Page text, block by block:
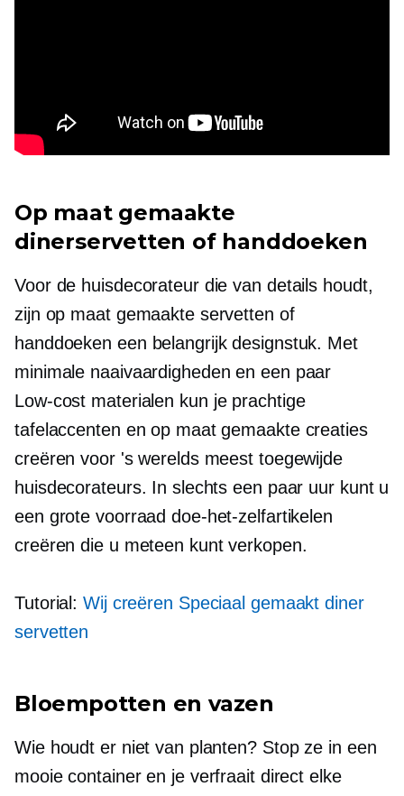
Op maat gemaakte
dinerservetten of handdoeken
Voor de huisdecorateur die van details houdt,
zijn op maat gemaakte servetten of
handdoeken een belangrijk designstuk. Met
minimale naaivaardigheden en een paar
Low-cost materialen kun je prachtige
tafelaccenten en op maat gemaakte creaties
creëren voor 's werelds meest toegewijde
huisdecorateurs. In slechts een paar uur kunt u
een grote voorraad doe-het-zelfartikelen
creëren die u meteen kunt verkopen.
Tutorial:Wij creëren Speciaal gemaakt diner
servetten
Bloempotten en vazen
Wie houdt er niet van planten? Stop ze in een
mooie container en je verfraait direct elke